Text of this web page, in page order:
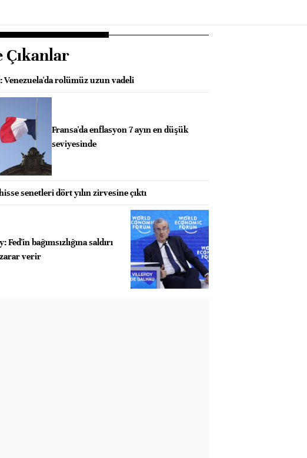
Çıkanlar
Venezuela'da rolümüz uzun vadeli
Fransa'da enflasyon 7 ayın en düşük
seviyesinde
senetleri dört yılın zirvesine çıktı
Fed'in bağımsızlığına saldırı
verir